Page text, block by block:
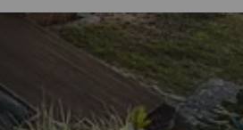
Shops
4,83/ 5